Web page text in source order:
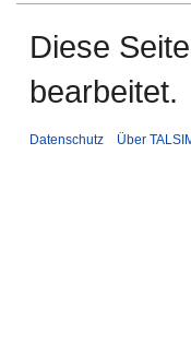
Diese
bearbeitet.
Datenschutz Über